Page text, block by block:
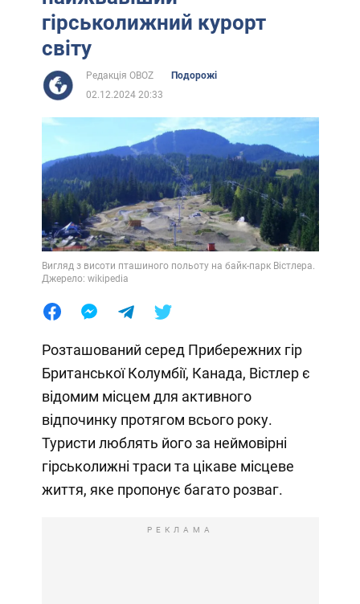
гірськолижний курорт
світу
Редакція OBOZ
Подорожі
02.12.2024 20:33
Вигляд з висоти пташиного польоту на байк-парк Вістлера.
Джерело: wikipedia
Розташований серед Прибережних гір
Британської Колумбії, Канада, Вістлер є
відомим місцем для активного
відпочинку протягом всього року.
Туристи люблять його за неймовірні
гірськолижні траси та цікаве місцеве
життя, яке пропонує багато розваг.
РЕКЛАМА